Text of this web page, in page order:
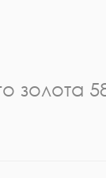
золота